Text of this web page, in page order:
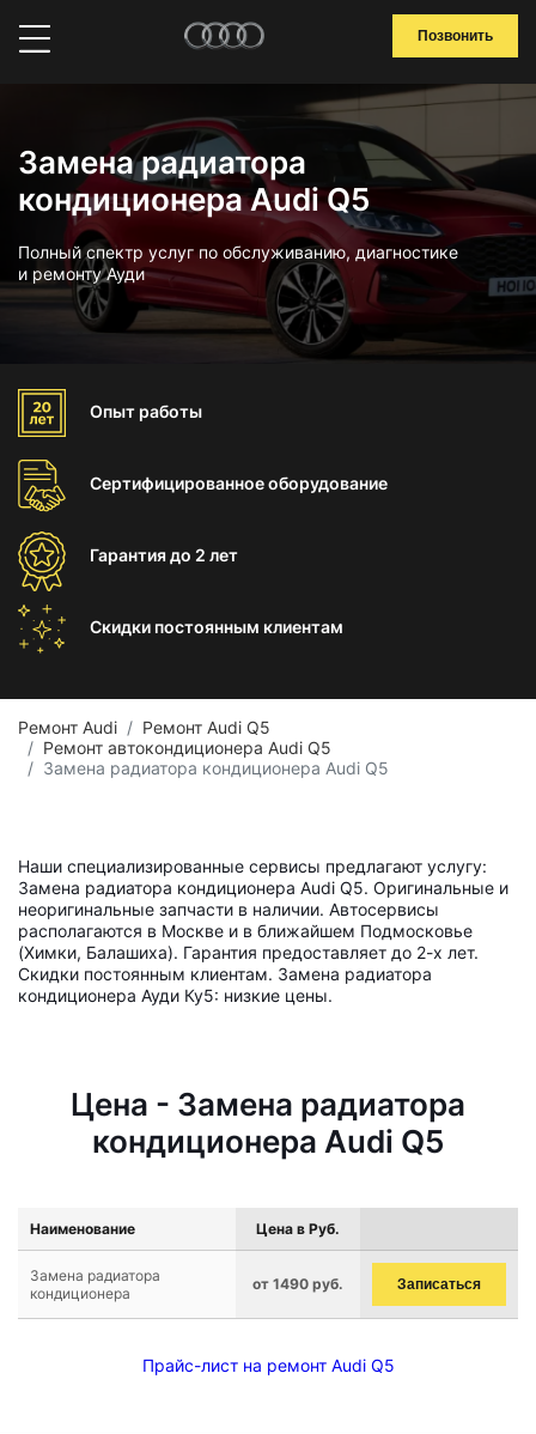
Позвонить
Замена радиатора
кондиционера Audi Q5
Полный спектр услуг по обслуживанию, диагностике
и ремонту Ауди
Опыт работы
Сертифицированноеоборудование
Гарантиядо 2 лет
Скидки постоянным клиентам
Ремонт Audi
Ремонт Audi Q5
Ремонт автокондиционера Audi Q5
Замена радиатора кондиционера Audi Q5
Наши специализированные сервисы предлагают услугу:
Замена радиатора кондиционера Audi Q5. Оригинальные и
неоригинальные запчасти в наличии. Автосервисы
располагаются в Москве и в ближайшем Подмосковье
(Химки, Балашиха). Гарантия предоставляет до 2-х лет.
Скидки постоянным клиентам. Замена радиатора
кондиционера Ауди Ку5: низкие цены.
Цена - Замена радиатора
кондиционера Audi Q5
Наименование Цена в Руб.
Замена радиатора
кондиционера
от 1490 руб. Записаться
Прайс-лист на ремонт Audi Q5